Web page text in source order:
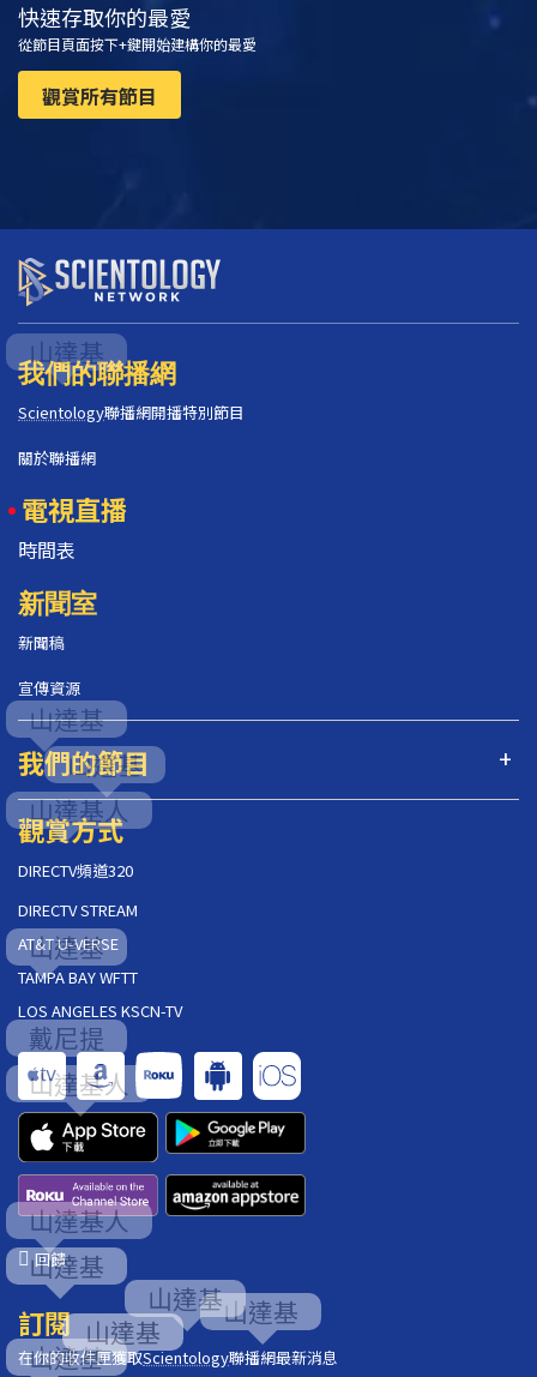
快速存取你的最愛
從節目頁面按下+鍵開始建構你的最愛
觀賞所有節目
我們的聯播網
Scientology聯播網開播特別節目
關於聯播網
電視直播
時間表
新聞室
新聞稿
宣傳資源
我們的節目
觀賞方式
DIRECTV頻道320
DIRECTV STREAM
AT&T U-VERSE
TAMPA BAY WFTT
LOS ANGELES KSCN-TV
回饋
訂閱
在你的收件匣獲取Scientology聯播網最新消息